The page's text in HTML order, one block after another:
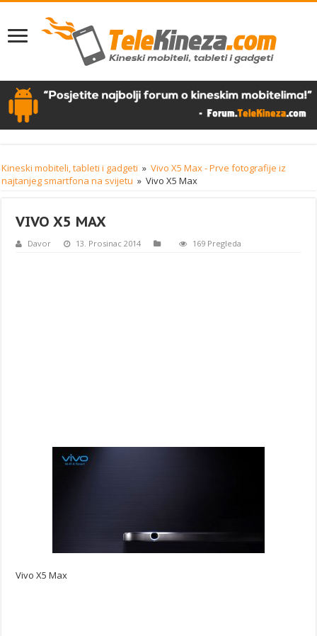
Kineski mobiteli, tableti i gadgeti » Vivo X5 Max - Prve fotografije iz
najtanjeg smartfona na svijetu » Vivo X5 Max
VIVO X5 MAX
Davor 13. Prosinac 2014 169 Pregleda
Vivo X5 Max